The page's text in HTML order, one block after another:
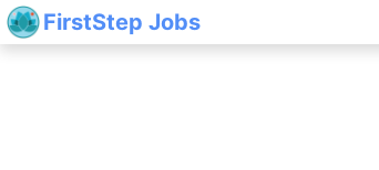
FirstStep Jobs